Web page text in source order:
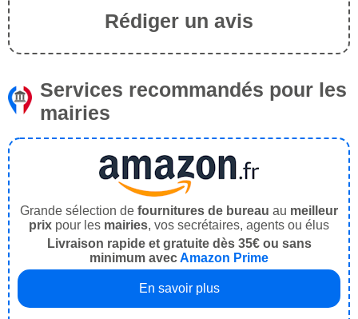
Rédiger un avis
Services recommandés pour les
mairies
Grande sélection de fournitures de bureau au meilleur
prix pour les mairies, vos secrétaires, agents ou élus
Livraison rapide et gratuite dès 35€ ou sans
minimum avecAmazon Prime
En savoir plus